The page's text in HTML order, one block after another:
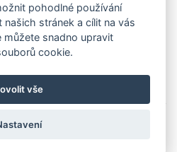
box
KOLEKCE 🌸🌼
All Right Reserved.
pohodlné používání
stránek a cílit na vás
můžete snadno upravit
cookie.
vše